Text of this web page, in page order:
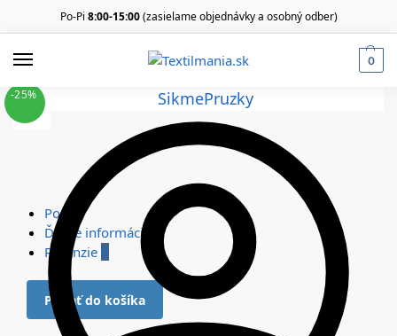
Po-Pi 8:00-15:00(zasielame objednávky a osobný odber)
0
Popis
Ďalšie informácie
Recenzie 0
Pridať do košíka
-25%